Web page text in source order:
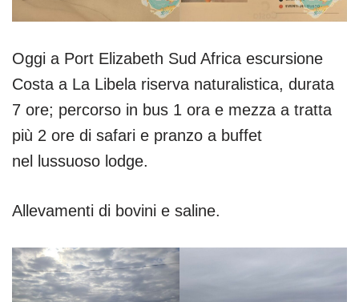
Oggi a Port Elizabeth Sud Africa escursione
Costa a La Libela riserva naturalistica, durata
7 ore; percorso in bus 1 ora e mezza a tratta
più 2 ore di safari e pranzo a buffet
nel lussuoso lodge.
Allevamenti di bovini e saline.